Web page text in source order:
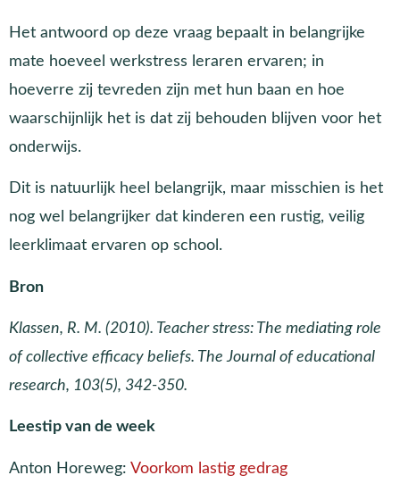
Het antwoord op deze vraag bepaalt in belangrijke
mate hoeveel werkstress leraren ervaren; in
hoeverre zij tevreden zijn met hun baan en hoe
waarschijnlijk het is dat zij behouden blijven voor het
onderwijs.
Dit is natuurlijk heel belangrijk, maar misschien is het
nog wel belangrijker dat kinderen een rustig, veilig
leerklimaat ervaren op school.
Bron
Klassen, R. M. (2010). Teacher stress: The mediating role
of collective efficacy beliefs. The Journal of educational
research, 103(5), 342-350.
Leestip van de week
Anton Horeweg: Voorkom lastig gedrag